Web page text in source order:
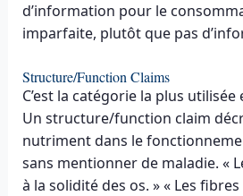
d’information pour le
imparfaite, plutôt que pas
Structure/Function Claims
C’est la catégorie la plus
Un structure/function claim
nutriment dans le
sans mentionner de maladie. «
à la solidité des os. » « Les